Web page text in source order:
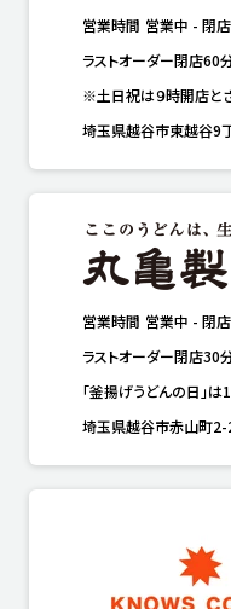
営業時間 営業中 - 閉
ラストオーダー閉店60
※土日祝は９時開店と
埼玉県越谷市東越谷9
営業時間 営業中 - 閉
ラストオーダー閉店30
「釜揚げうどんの日」は
埼玉県越谷市赤山町